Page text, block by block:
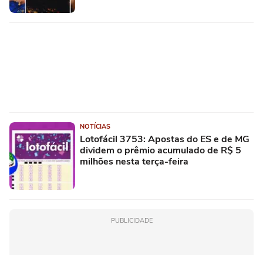
NOTÍCIAS
Lotofácil 3753: Apostas do ES e de MG
dividem o prêmio acumulado de R$ 5
milhões nesta terça-feira
PUBLICIDADE